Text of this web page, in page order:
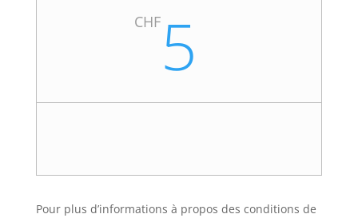
CHF5
Pour plus d’informations à propos des conditions de